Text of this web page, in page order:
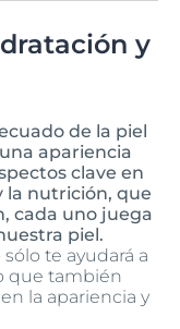
y
de la piel
apariencia
clave en
la nutrición, que
cada uno juega
piel.
te ayudará a
que también
la apariencia y